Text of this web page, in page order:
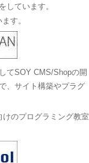
しています。
す。
てSOY CMS/Shopの開
、サイト構築やプラグ
けのプログラミング教室